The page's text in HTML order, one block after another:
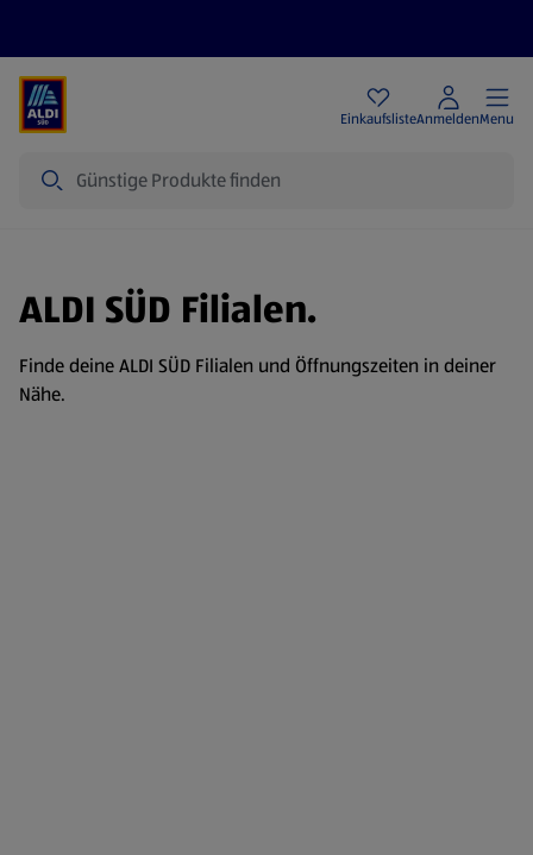
EinkaufslisteAnmeldenMenu
ALDI SÜD Filialen.
Finde deine ALDI SÜD Filialen und Öffnungszeiten in deiner
Nähe.